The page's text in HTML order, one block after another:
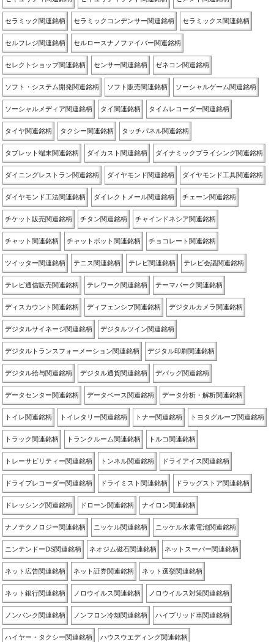
セラミック関連銘柄 セラミックコンデンサー関連銘柄 セラミックス関連銘柄
セルフレジ関連銘柄 セルロースナノファイバー関連銘柄
セレクトショップ関連銘柄 センサー関連銘柄 ゼネコン関連銘柄
ソフト・システム開発関連銘柄 ソフト販売関連銘柄 ソーシャルゲーム関連銘柄
ソーシャルメディア関連銘柄 タイ関連銘柄 タイムレコーダー関連銘柄
タイヤ関連銘柄 タクシー関連銘柄 タッチパネル関連銘柄
タブレット端末関連銘柄 ダイカスト関連銘柄 ダイナミックプライシング関連銘柄
ダイニングレストラン関連銘柄 ダイヤモンド関連銘柄 ダイヤモンド工具関連銘柄
ダイヤモンド工法関連銘柄 ダイレクトメール関連銘柄 チェーン関連銘柄
チケット販売関連銘柄 チタン関連銘柄 チャインドネシア関連銘柄
チャット関連銘柄 チャットボット関連銘柄 チョコレート関連銘柄
ツイッター関連銘柄 テニス関連銘柄 テレビ関連銘柄 テレビ会議関連銘柄
テレビ通信販売関連銘柄 テレワーク関連銘柄 テーマパーク関連銘柄
ディスカウント関連銘柄 ディフェンシブ関連銘柄 デジタルカメラ関連銘柄
デジタルサイネージ関連銘柄 デジタルツイン関連銘柄
デジタルトランスフォーメーション関連銘柄 デジタル印刷関連銘柄
デジタル給与関連銘柄 デジタル通貨関連銘柄 デバッグ関連銘柄
データセンター関連銘柄 データベース関連銘柄 データ分析・解析関連銘柄
トイレ関連銘柄 トイレタリー関連銘柄 トナー関連銘柄 トヨタグループ関連銘柄
トラック関連銘柄 トランクルーム関連銘柄 トルコ関連銘柄
トレーサビリティー関連銘柄 トンネル関連銘柄 ドライアイス関連銘柄
ドライブレコーダー関連銘柄 ドライミスト関連銘柄 ドラッグストア関連銘柄
ドレッシング関連銘柄 ドローン関連銘柄 ナイロン関連銘柄
ナノテクノロジー関連銘柄 ニッケル関連銘柄 ニッケル水素電池関連銘柄
ニンテンドーDS関連銘柄 ネオジム磁石関連銘柄 ネットスーパー関連銘柄
ネット広告関連銘柄 ネット証券関連銘柄 ネット選挙関連銘柄
ネット銀行関連銘柄 ノロウイルス関連銘柄 ノロウイルス対策関連銘柄
ノンバンク関連銘柄 ノンフロン冷却関連銘柄 ハイブリッド車関連銘柄
ハイヤー・タクシー関連銘柄 ハウスウエディング関連銘柄